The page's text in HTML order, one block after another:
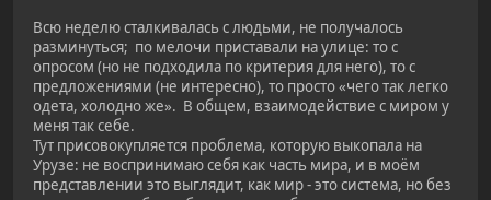
Всю неделю сталкивалась с людьми, не получалось
разминуться; по мелочи приставали на улице: то с
опросом (но не подходила по критерия для него), то с
предложениями (не интересно), то просто «чего так легко
одета, холодно же». В общем, взаимодействие с миром у
меня так себе.
Тут присовокупляется проблема, которую выкопала на
Урузе: не воспринимаю себя как часть мира, и в моём
представлении это выглядит, как мир - это система, но без